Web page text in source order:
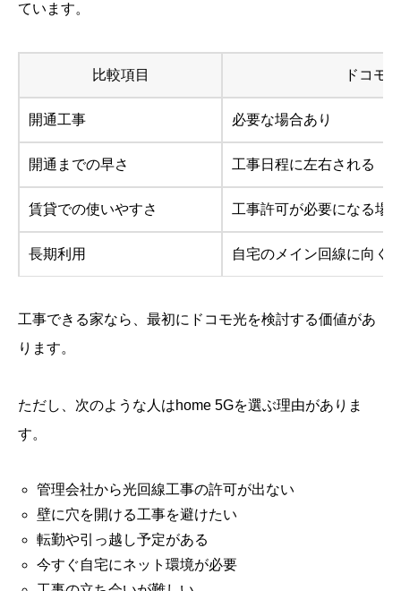
ています。
比較項目 ドコモ光
開通工事 必要な場合あり
開通までの早さ 工事日程に左右される
賃貸での使いやすさ 工事許可が必要になる場
長期利用 自宅のメイン回線に向く
工事できる家なら、最初にドコモ光を検討する価値があ
ります。
ただし、次のような人はhome 5Gを選ぶ理由がありま
す。
管理会社から光回線工事の許可が出ない
壁に穴を開ける工事を避けたい
転勤や引っ越し予定がある
今すぐ自宅にネット環境が必要